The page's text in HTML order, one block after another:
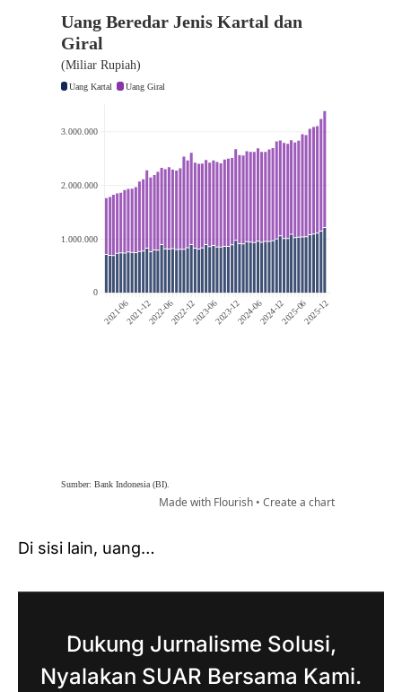
Di sisi lain, uang…
Dukung Jurnalisme Solusi,
Nyalakan SUAR Bersama Kami.